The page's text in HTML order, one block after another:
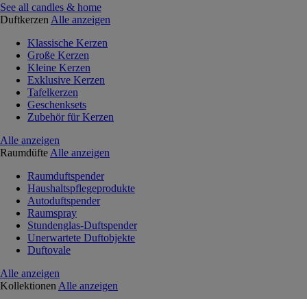
See all candles & home
Duftkerzen Alle anzeigen
Klassische Kerzen
Große Kerzen
Kleine Kerzen
Exklusive Kerzen
Tafelkerzen
Geschenksets
Zubehör für Kerzen
Alle anzeigen
Raumdüfte Alle anzeigen
Raumduftspender
Haushaltspflegeprodukte
Autoduftspender
Raumspray
Stundenglas-Duftspender
Unerwartete Duftobjekte
Duftovale
Alle anzeigen
Kollektionen Alle anzeigen